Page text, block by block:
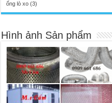
ống lò xo (3)
Hình ảnh Sản phẩm